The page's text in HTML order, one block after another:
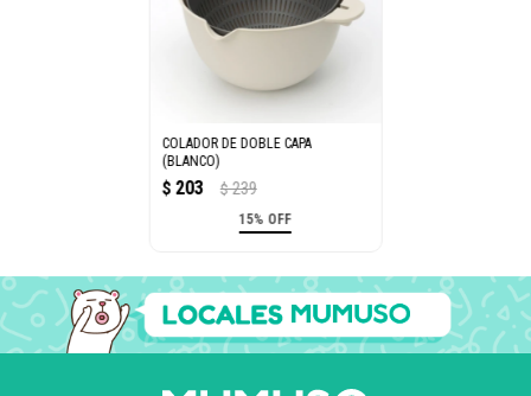
COLADOR DE DOBLE CAPA
(BLANCO)
$ 203 $ 239
15% OFF